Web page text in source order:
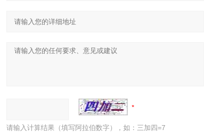
请输入计算结果（填写阿拉伯数字），如：三加四=7